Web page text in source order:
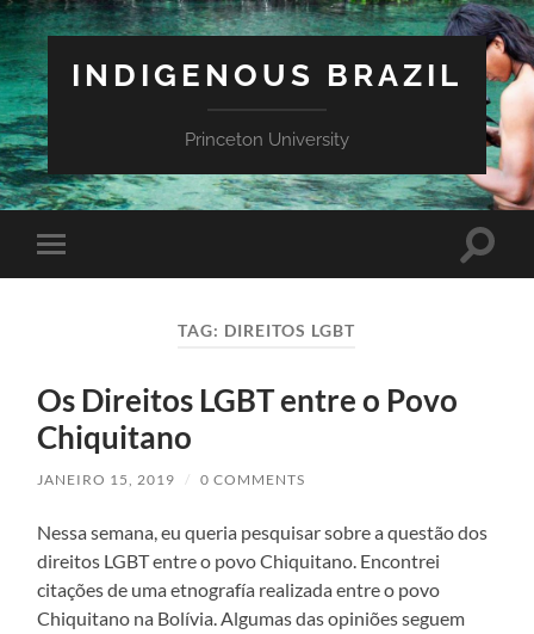
INDIGENOUS BRAZIL
Princeton University
Toggle
mobile
Toggle
TAG: DIREITOS LGBT
Os Direitos LGBT entre o Povo
Chiquitano
JANEIRO 15, 2019 / 0 COMMENTS
Nessa semana, eu queria pesquisar sobre a questão dos
direitos LGBT entre o povo Chiquitano. Encontrei
citações de uma etnografía realizada entre o povo
Chiquitano na Bolívia. Algumas das opiniões seguem